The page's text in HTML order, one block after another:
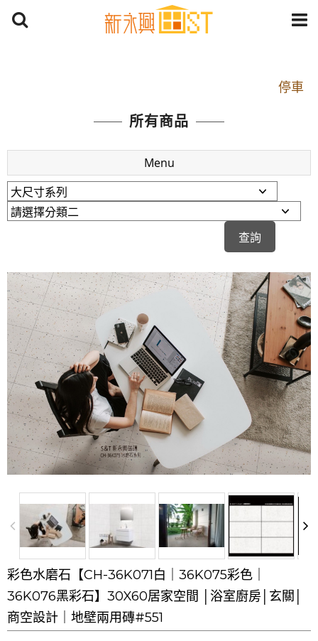
停車
捷運： 中和線【頂溪站 2 號出口】往中山路1段139
原Line已滿 無法加Line好友 請親愛的客戶加入
LINE官方帳號@a0975005573
開車：中山路1段 到永平路路口(樂華夜市口)門口可
停車
捷運： 中和線【頂溪站 2 號出口】往中山路1段139
號約10分鐘
原Line已滿 無法加Line好友 請親愛的客戶加入
LINE官方帳號@a0975005573
所有商品
Menu
彩色水磨石【CH-36K071白｜36K075彩色｜
36K076黑彩石】30X60居家空間 │浴室廚房│玄關│
商空設計｜地壁兩用磚#551